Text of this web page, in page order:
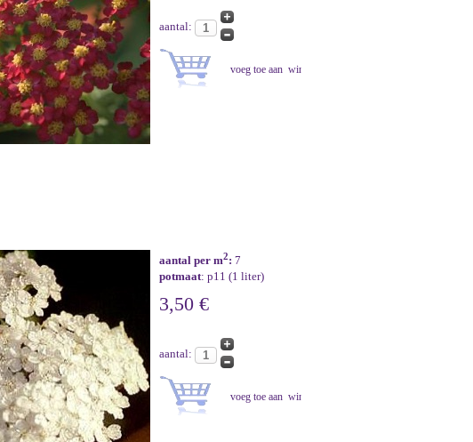
aantal:
aantal per m2: 7
potmaat: p11 (1 liter)
3,50 €
aantal: